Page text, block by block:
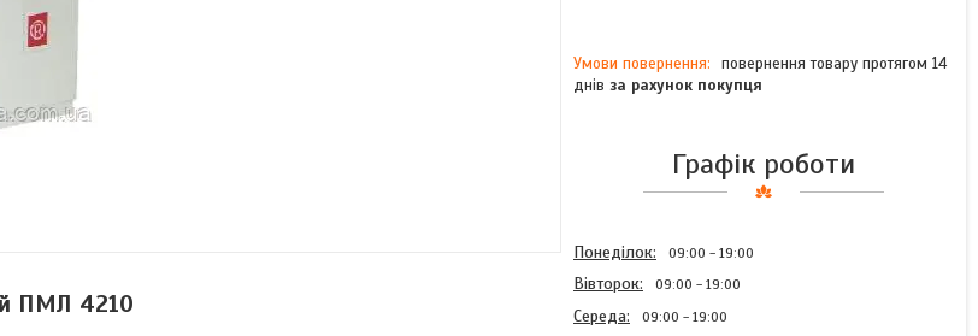
ПМЛ 4210
повернення товару протягом 14
днів за рахунок покупця
Графік роботи
Понеділок 09:00 19:00
Вівторок 09:00 19:00
Середа 09:00 19:00